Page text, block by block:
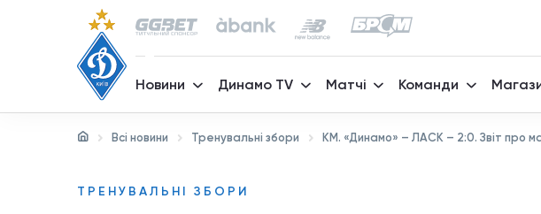
Новини Динамо TV Матчі Команди
Всі новини Тренувальні збори КМ. «Динамо» – ЛАСК – 2:0. Звіт про
ТРЕНУВАЛЬНІ ЗБОРИ